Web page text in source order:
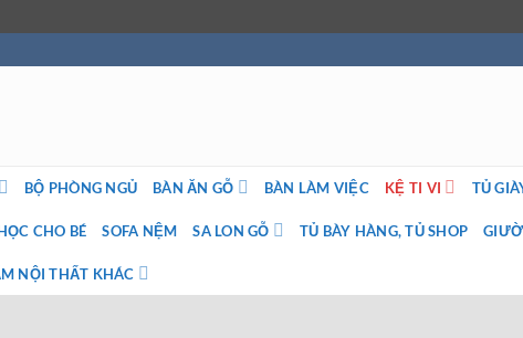
BỘ PHÒNG NGỦ BÀN ĂN GỖ BÀN LÀM VIỆC KỆ TI VI TỦ
CHO BÉ SOFA NỆM SA LON GỖ TỦ BÀY HÀNG, TỦ SHOP
NỘI THẤT KHÁC